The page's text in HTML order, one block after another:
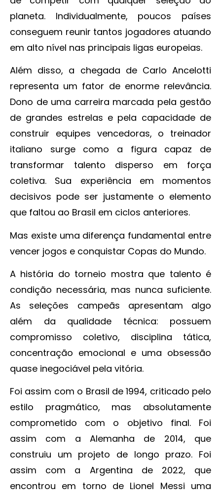
planeta. Individualmente, poucos países
conseguem reunir tantos jogadores atuando
em alto nível nas principais ligas europeias.
Além disso, a chegada de Carlo Ancelotti
representa um fator de enorme relevância.
Dono de uma carreira marcada pela gestão
de grandes estrelas e pela capacidade de
construir equipes vencedoras, o treinador
italiano surge como a figura capaz de
transformar talento disperso em força
coletiva. Sua experiência em momentos
decisivos pode ser justamente o elemento
que faltou ao Brasil em ciclos anteriores.
Mas existe uma diferença fundamental entre
vencer jogos e conquistar Copas do Mundo.
A história do torneio mostra que talento é
condição necessária, mas nunca suficiente.
As seleções campeãs apresentam algo
além da qualidade técnica: possuem
compromisso coletivo, disciplina tática,
concentração emocional e uma obsessão
quase inegociável pela vitória.
Foi assim com o Brasil de 1994, criticado pelo
estilo pragmático, mas absolutamente
comprometido com o objetivo final. Foi
assim com a Alemanha de 2014, que
construiu um projeto de longo prazo. Foi
assim com a Argentina de 2022, que
encontrou em torno de Lionel Messi uma